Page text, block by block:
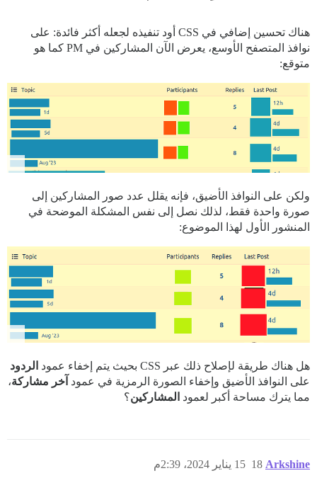
هناك تحسين إضافي في CSS أود تنفيذه لجعله أكثر فائدة: على
نوافذ المتصفح الأوسع، يعرض الآن المشاركين في PM كما هو
متوقع:
ولكن على النوافذ الأضيق، فإنه يقلل عدد صور المشاركين إلى
صورة واحدة فقط، لذلك نصل إلى نفس المشكلة الموضحة في
المنشور الأول لهذا الموضوع:
هل هناك طريقة لإصلاح ذلك عبر CSS بحيث يتم إخفاء عمود
الردود
على النوافذ الأضيق وإخفاء الصورة الرمزية في عمود آخر مشاركة،
مما يترك مساحة أكبر لعمود المشاركين؟
Arkshine 15 يناير 2024، 2:39م 18